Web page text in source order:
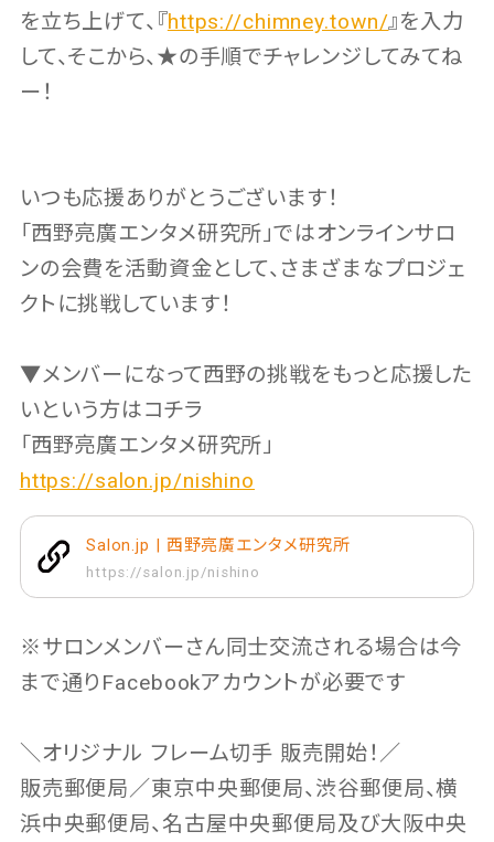
を立ち上げて、『https://chimney.town/』を入力
して、そこから、★の手順でチャレンジしてみてね
ー！
いつも応援ありがとうございます！
「西野亮廣エンタメ研究所」ではオンラインサロ
ンの会費を活動資金として、さまざまなプロジェ
クトに挑戦しています！
▼メンバーになって西野の挑戦をもっと応援した
いという方はコチラ
「西野亮廣エンタメ研究所」
https://salon.jp/nishino
Salon.jp | 西野亮廣エンタメ研究所
https://salon.jp/nishino
※サロンメンバーさん同士交流される場合は今
まで通りFacebookアカウントが必要です
＼オリジナル フレーム切手 販売開始！／
販売郵便局／東京中央郵便局、渋谷郵便局、横
浜中央郵便局、名古屋中央郵便局及び大阪中央